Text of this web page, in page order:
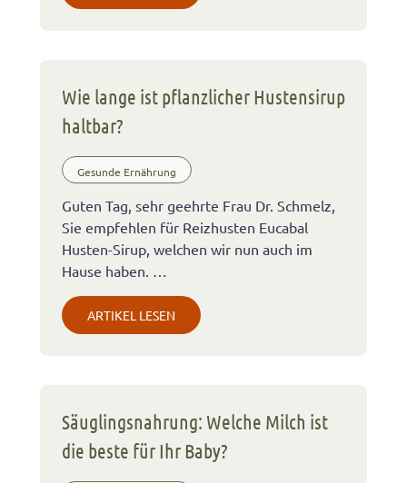
Wie lange ist pflanzlicher Hustensirup
haltbar?
Gesunde Ernährung
Guten Tag, sehr geehrte Frau Dr. Schmelz,
Sie empfehlen für Reizhusten Eucabal
Husten-Sirup, welchen wir nun auch im
Hause haben. …
ARTIKEL LESEN
Säuglingsnahrung: Welche Milch ist
die beste für Ihr Baby?